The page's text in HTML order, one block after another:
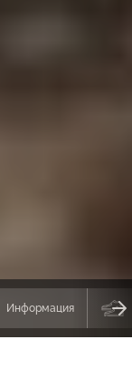
Информация